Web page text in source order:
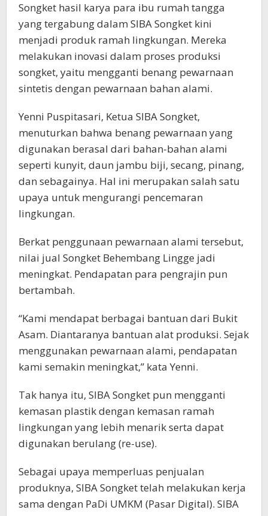
Songket hasil karya para ibu rumah tangga
yang tergabung dalam SIBA Songket kini
menjadi produk ramah lingkungan. Mereka
melakukan inovasi dalam proses produksi
songket, yaitu mengganti benang pewarnaan
sintetis dengan pewarnaan bahan alami.
Yenni Puspitasari, Ketua SIBA Songket,
menuturkan bahwa benang pewarnaan yang
digunakan berasal dari bahan-bahan alami
seperti kunyit, daun jambu biji, secang, pinang,
dan sebagainya. Hal ini merupakan salah satu
upaya untuk mengurangi pencemaran
lingkungan.
Berkat penggunaan pewarnaan alami tersebut,
nilai jual Songket Behembang Lingge jadi
meningkat. Pendapatan para pengrajin pun
bertambah.
“Kami mendapat berbagai bantuan dari Bukit
Asam. Diantaranya bantuan alat produksi. Sejak
menggunakan pewarnaan alami, pendapatan
kami semakin meningkat,” kata Yenni.
Tak hanya itu, SIBA Songket pun mengganti
kemasan plastik dengan kemasan ramah
lingkungan yang lebih menarik serta dapat
digunakan berulang (re-use).
Sebagai upaya memperluas penjualan
produknya, SIBA Songket telah melakukan kerja
sama dengan PaDi UMKM (Pasar Digital). SIBA